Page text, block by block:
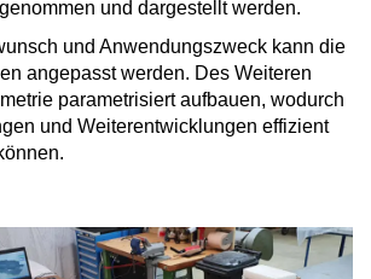
und dargestellt werden.
und Anwendungszweck kann die
angepasst werden. Des Weiteren
parametrisiert aufbauen, wodurch
und Weiterentwicklungen effizient